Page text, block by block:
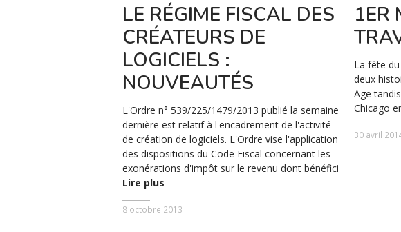
LE RÉGIME FISCAL DES
CRÉATEURS DE
LOGICIELS :
NOUVEAUTÉS
L'Ordre n° 539/225/1479/2013 publié la semaine
dernière est relatif à l'encadrement de l'activité
de création de logiciels. L'Ordre vise l'application
des dispositions du Code Fiscal concernant les
exonérations d'impôt sur le revenu dont bénéfici
Lire plus
8 octobre 2013
1ER
La fête
deux
Age
Chicago
30 avril